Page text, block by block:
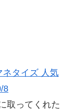
タイズ 人気
8
取ってくれた